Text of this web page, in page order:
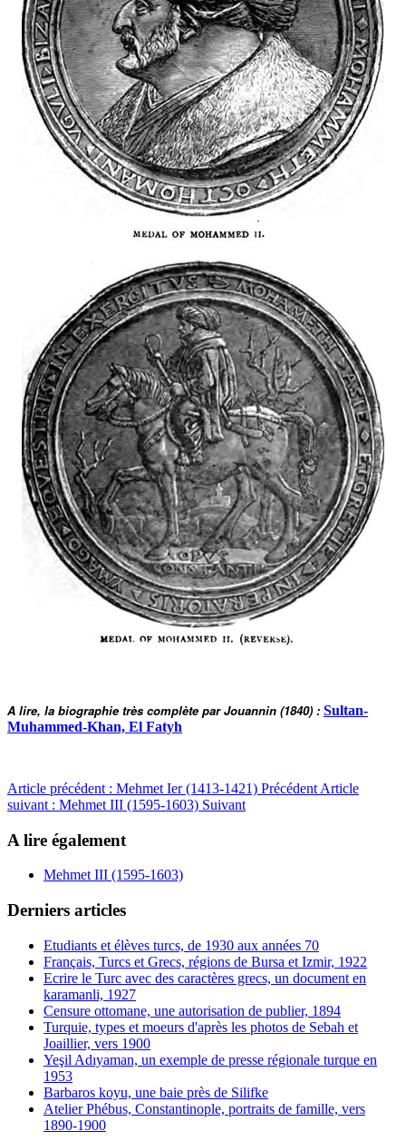
A lire, la biographie très complète par Jouannin (1840) : Sultan-
Muhammed-Khan, El Fatyh
Article précédent : Mehmet Ier (1413-1421) Précédent Article
suivant : Mehmet III (1595-1603) Suivant
A lire également
Mehmet III (1595-1603)
Derniers articles
Etudiants et élèves turcs, de 1930 aux années 70
Français, Turcs et Grecs, régions de Bursa et Izmir, 1922
Ecrire le Turc avec des caractères grecs, un document en
karamanli, 1927
Censure ottomane, une autorisation de publier, 1894
Turquie, types et moeurs d'après les photos de Sebah et
Joaillier, vers 1900
Yeşil Adıyaman, un exemple de presse régionale turque en
1953
Barbaros koyu, une baie près de Silifke
Atelier Phébus, Constantinople, portraits de famille, vers
1890-1900